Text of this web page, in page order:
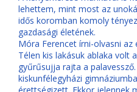
lehettem, mint most az
idős koromban komoly
gazdasági életének.
Móra Ferencet írni-olvasni
Télen kis lakásuk ablaka volt
gyűrűsujja rajta a
kiskunfélegyházi